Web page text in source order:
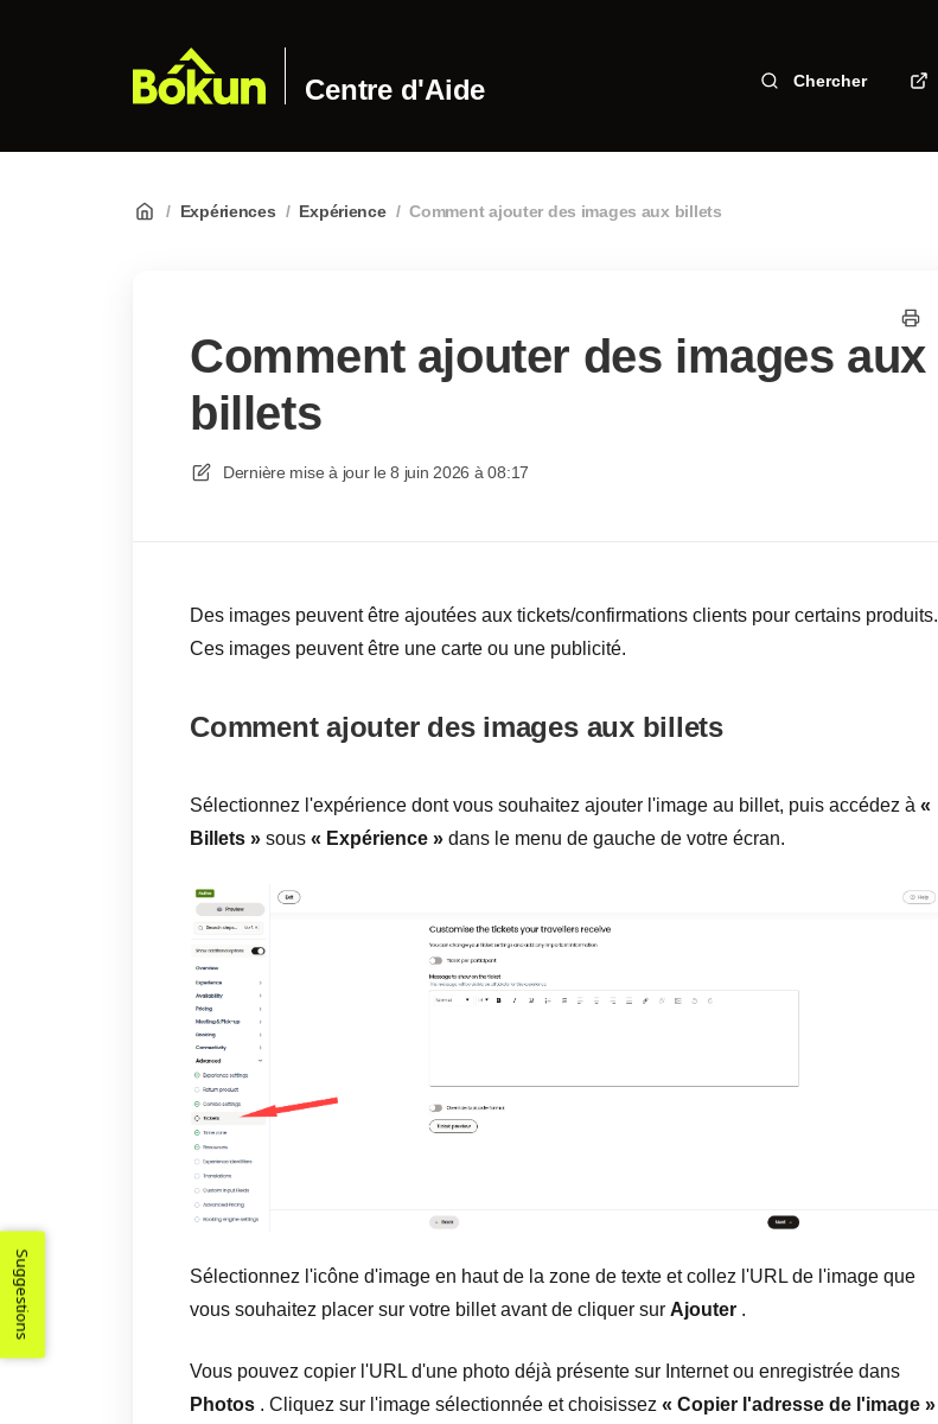
Centre d'Aide Chercher
/ Expériences / Expérience / Comment ajouter des images aux billets
Comment ajouter des images aux
billets
Dernière mise à jour le 8 juin 2026 à 08:17
Des images peuvent être ajoutées aux tickets/confirmations clients pour certains produits.
Ces images peuvent être une carte ou une publicité.
Comment ajouter des images aux billets
Sélectionnez l'expérience dont vous souhaitez ajouter l'image au billet, puis accédez à «
Billets » sous « Expérience » dans le menu de gauche de votre écran.
Sélectionnez l'icône d'image en haut de la zone de texte et collez l'URL de l'image que
vous souhaitez placer sur votre billet avant de cliquer sur Ajouter .
Vous pouvez copier l'URL d'une photo déjà présente sur Internet ou enregistrée dans
Photos . Cliquez sur l'image sélectionnée et choisissez « Copier l'adresse de l'image »
Suggestions